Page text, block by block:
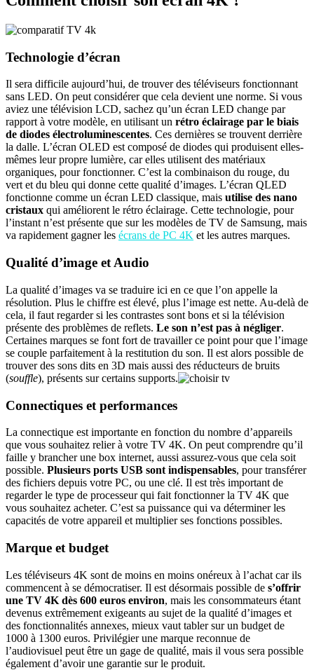
Technologie d’écran
Il sera difficile aujourd’hui, de trouver des téléviseurs fonctionnant
sans LED. On peut considérer que cela devient une norme. Si vous
aviez une télévision LCD, sachez qu’un écran LED change par
rapport à votre modèle, en utilisant un rétro éclairage par le biais
de diodes électroluminescentes. Ces dernières se trouvent derrière
la dalle. L’écran OLED est composé de diodes qui produisent elles-
mêmes leur propre lumière, car elles utilisent des matériaux
organiques, pour fonctionner. C’est la combinaison du rouge, du
vert et du bleu qui donne cette qualité d’images. L’écran QLED
fonctionne comme un écran LED classique, mais utilise des nano
cristaux qui améliorent le rétro éclairage. Cette technologie, pour
l’instant n’est présente que sur les modèles de TV de Samsung, mais
va rapidement gagner les écrans de PC 4K et les autres marques.
Qualité d’image et Audio
La qualité d’images va se traduire ici en ce que l’on appelle la
résolution. Plus le chiffre est élevé, plus l’image est nette. Au-delà de
cela, il faut regarder si les contrastes sont bons et si la télévision
présente des problèmes de reflets. Le son n’est pas à négliger.
Certaines marques se font fort de travailler ce point pour que l’image
se couple parfaitement à la restitution du son. Il est alors possible de
trouver des sons dits en 3D mais aussi des réducteurs de bruits
(souffle), présents sur certains supports.
Connectiques et performances
La connectique est importante en fonction du nombre d’appareils
que vous souhaitez relier à votre TV 4K. On peut comprendre qu’il
faille y brancher une box internet, aussi assurez-vous que cela soit
possible. Plusieurs ports USB sont indispensables, pour transférer
des fichiers depuis votre PC, ou une clé. Il est très important de
regarder le type de processeur qui fait fonctionner la TV 4K que
vous souhaitez acheter. C’est sa puissance qui va déterminer les
capacités de votre appareil et multiplier ses fonctions possibles.
Marque et budget
Les téléviseurs 4K sont de moins en moins onéreux à l’achat car ils
commencent à se démocratiser. Il est désormais possible de s’offrir
une TV 4K dès 600 euros environ, mais les consommateurs étant
devenus extrêmement exigeants au sujet de la qualité d’images et
des fonctionnalités annexes, mieux vaut tabler sur un budget de
1000 à 1300 euros. Privilégier une marque reconnue de
l’audiovisuel peut être un gage de qualité, mais il vous sera possible
également d’avoir une garantie sur le produit.